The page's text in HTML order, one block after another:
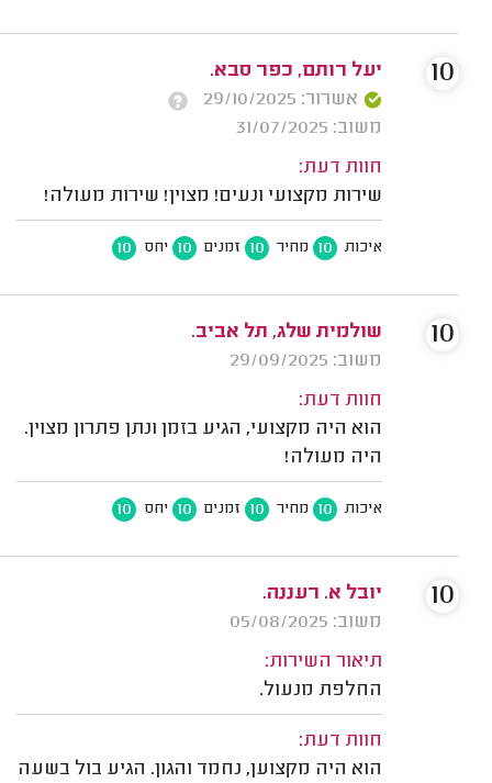
יעל רותם, כפר סבא.
אשרור: 29/10/2025
משוב: 31/07/2025
חוות דעת:
שירות מקצועי ונעים! מצוין! שירות מעולה!
איכות 10 מחיר 10 זמנים 10 יחס 10
10
שולמית שלג, תל אביב.
משוב: 29/09/2025
חוות דעת:
הוא היה מקצועי, הגיע בזמן ונתן פתרון מצוין.
היה מעולה!
איכות 10 מחיר 10 זמנים 10 יחס 10
10
יובל א. רעננה.
משוב: 05/08/2025
תיאור השירות:
החלפת מנעול.
חוות דעת:
הוא היה מקצוען, נחמד והגון. הגיע בול בשעה
10